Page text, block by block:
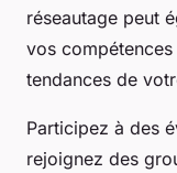
réseautage peut
vos
tendances de
Participez à des
rejoignez des